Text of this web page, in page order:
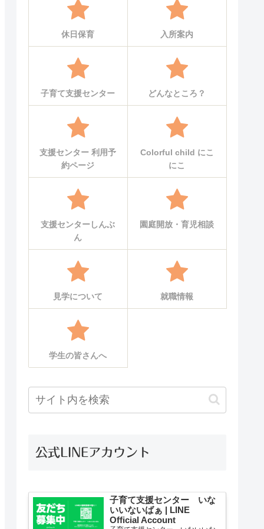
休日保育 入所案内
子育て支援センター どんなところ？
支援センター 利用予
約ページ
Colorful child にこ
にこ
支援センターしんぶ
ん
園庭開放・育児相談
見学について 就職情報
学生の皆さんへ
公式LINEアカウント
子育て支援センター いな
いいないばぁ | LINE
Official Account